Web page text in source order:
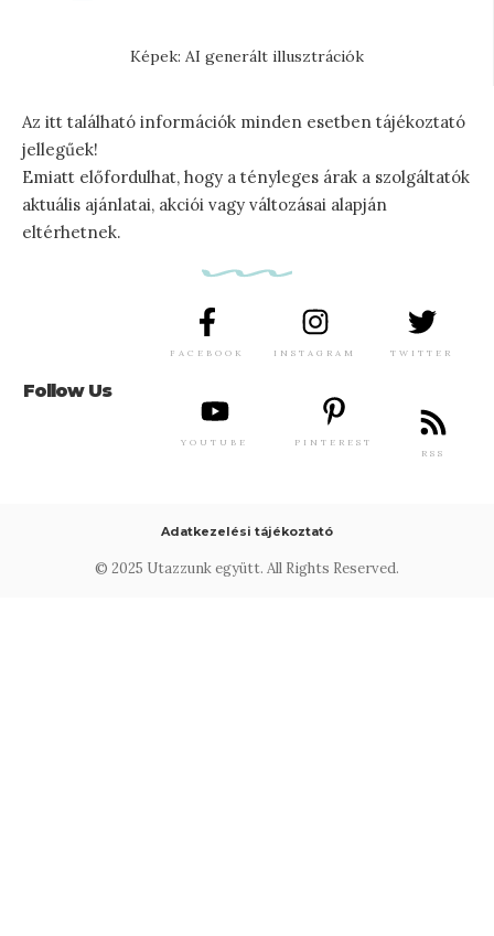
Képek: AI generált illusztrációk
Az itt található információk minden esetben tájékoztató
jellegűek!
Emiatt előfordulhat, hogy a tényleges árak a szolgáltatók
aktuális ajánlatai, akciói vagy változásai alapján
eltérhetnek.
Follow Us
FACEBOOK INSTAGRAM TWITTER
YOUTUBE
PINTEREST
RSS
© 2025 Utazzunk együtt. All Rights Reserved.
Adatkezelési tájékoztató